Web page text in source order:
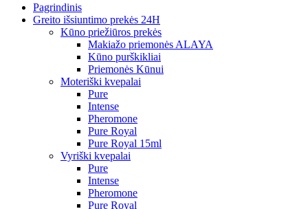
Pagrindinis
Greito išsiuntimo prekės 24H
Kūno priežiūros prekės
Makiažo priemonės ALAYA
Kūno purškikliai
Priemonės Kūnui
Moteriški kvepalai
Pure
Intense
Pheromone
Pure Royal
Pure Royal 15ml
Vyriški kvepalai
Pure
Intense
Pheromone
Pure Royal